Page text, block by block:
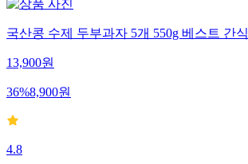
국산콩 수제 두부과자 5개 550g 베스트 간식
13,900원
36%8,900원
4.8